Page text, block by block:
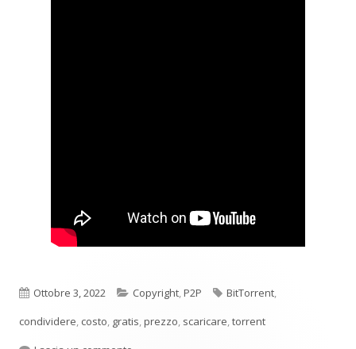
Pubblicato
Ottobre 3, 2022 Categorie
Copyright,P2P Tag
BitTorrent,
condividere, costo, gratis,prezzo, scaricare,torrent